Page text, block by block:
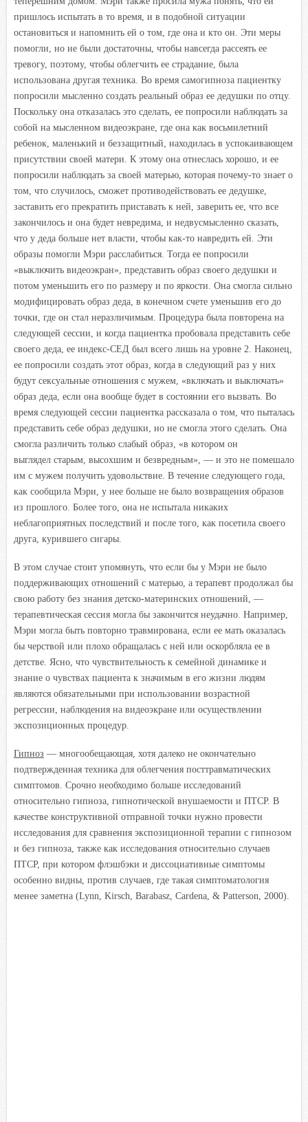
пришлось испытать в то время, и в подобной ситуации
остановиться и напомнить ей о том, где она и кто он. Эти меры
помогли, но не были достаточны, чтобы навсегда рассеять ее
тревогу, поэтому, чтобы облегчить ее страдание, была
использована другая техника. Во время самогипноза пациентку
попросили мысленно создать реальный образ ее дедушки по отцу.
Поскольку она отказалась это сделать, ее попросили наблюдать за
собой на мысленном видеоэкране, где она как восьмилетний
ребенок, маленький и беззащитный, находилась в успокаивающем
присутствии своей матери. К этому она отнеслась хорошо, и ее
попросили наблюдать за своей матерью, которая почему-то знает о
том, что случилось, сможет противодействовать ее дедушке,
заставить его прекратить приставать к ней, заверить ее, что все
закончилось и она будет невредима, и недвусмысленно сказать,
что у деда больше нет власти, чтобы как-то навредить ей. Эти
образы помогли Мэри расслабиться. Тогда ее попросили
«выключить видеоэкран», представить образ своего дедушки и
потом уменьшить его по размеру и по яркости. Она смогла сильно
модифицировать образ деда, в конечном счете уменьшив его до
точки, где он стал неразличимым. Процедура была повторена на
следующей сессии, и когда пациентка пробовала представить себе
своего деда, ее индекс-СЕД был всего лишь на уровне 2. Наконец,
ее попросили создать этот образ, когда в следующий раз у них
будут сексуальные отношения с мужем, «включать и выключать»
образ деда, если она вообще будет в состоянии его вызвать. Во
время следующей сессии пациентка рассказала о том, что пыталась
представить себе образ дедушки, но не смогла этого сделать. Она
смогла различить только слабый образ, «в котором он
выглядел старым, высохшим и безвредным», — и это не помешало
им с мужем получить удовольствие. В течение следующего года,
как сообщила Мэри, у нее больше не было возвращения образов
из прошлого. Более того, она не испытала никаких
неблагоприятных последствий и после того, как посетила своего
друга, курившего сигары.
В этом случае стоит упомянуть, что если бы у Мэри не было
поддерживающих отношений с матерью, а терапевт продолжал бы
свою работу без знания детско-материнских отношений, —
терапевтическая сессия могла бы закончится неудачно. Например,
Мэри могла быть повторно травмирована, если ее мать оказалась
бы черствой или плохо обращалась с ней или оскорбляла ее в
детстве. Ясно, что чувствительность к семейной динамике и
знание о чувствах пациента к значимым в его жизни людям
являются обязательными при использовании возрастной
регрессии, наблюдения на видеоэкране или осуществлении
экспозиционных процедур.
Гипноз — многообещающая, хотя далеко не окончательно
подтвержденная техника для облегчения посттравматических
симптомов. Срочно необходимо больше исследований
относительно гипноза, гипнотической внушаемости и ПТСР. В
качестве конструктивной отправной точки нужно провести
исследования для сравнения экспозиционной терапии с гипнозом
и без гипноза, также как исследования относительно случаев
ПТСР, при котором флэшбэки и диссоциативные симптомы
особенно видны, против случаев, где такая симптоматология
менее заметна (Lynn, Kirsch, Barabasz, Cardena, & Patterson, 2000).